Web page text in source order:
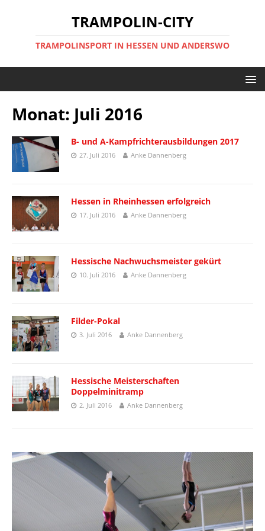
TRAMPOLIN-CITY
TRAMPOLINSPORT IN HESSEN UND ANDERSWO
Monat: Juli 2016
B- und A-Kampfrichterausbildungen 2017
27. Juli 2016 Anke Dannenberg
Hessen in Rheinhessen erfolgreich
17. Juli 2016 Anke Dannenberg
Hessische Nachwuchsmeister gekürt
10. Juli 2016 Anke Dannenberg
Filder-Pokal
3. Juli 2016 Anke Dannenberg
Hessische Meisterschaften
Doppelminitramp
2. Juli 2016 Anke Dannenberg